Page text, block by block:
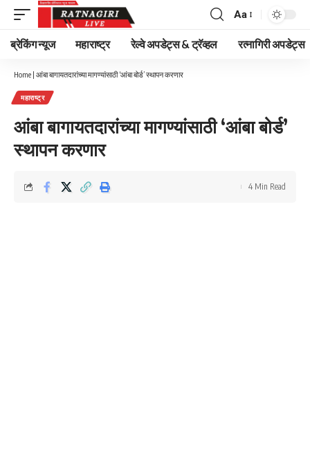
Font
Resizer
Aa
ब्रेकिंग न्यूज महाराष्ट्र रेल्वे अपडेट्स & ट्रॅव्हल रत्नागिरी अपडेट्स
Home | आंबा बागायतदारांच्या मागण्यांसाठी ‘आंबा बोर्ड’ स्थापन करणार
महाराष्ट्र
आंबा बागायतदारांच्या मागण्यांसाठी ‘आंबा बोर्ड’
स्थापन करणार
4 Min Read